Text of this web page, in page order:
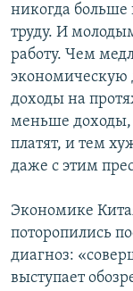
никогда больше
труду. И
работу. Чем
экономическую
доходы на
меньше доходы,
платят, и тем
даже с этим
Экономике
поторопились
диагноз:
выступает